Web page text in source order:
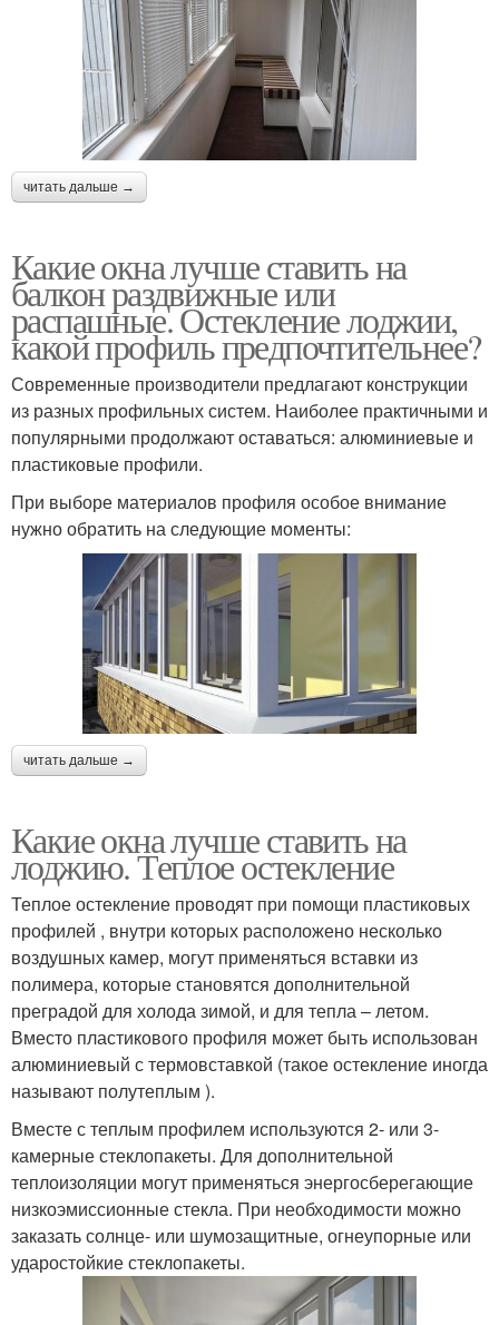
читать дальше →
Какие окна лучше ставить на
балкон раздвижные или
распашные. Остекление лоджии,
какой профиль предпочтительнее?
Современные производители предлагают конструкции
из разных профильных систем. Наиболее практичными и
популярными продолжают оставаться: алюминиевые и
пластиковые профили.
При выборе материалов профиля особое внимание
нужно обратить на следующие моменты:
читать дальше →
Какие окна лучше ставить на
лоджию. Теплое остекление
Теплое остекление проводят при помощи пластиковых
профилей , внутри которых расположено несколько
воздушных камер, могут применяться вставки из
полимера, которые становятся дополнительной
преградой для холода зимой, и для тепла – летом.
Вместо пластикового профиля может быть использован
алюминиевый с термовставкой (такое остекление иногда
называют полутеплым ).
Вместе с теплым профилем используются 2- или 3-
камерные стеклопакеты. Для дополнительной
теплоизоляции могут применяться энергосберегающие
низкоэмиссионные стекла. При необходимости можно
заказать солнце- или шумозащитные, огнеупорные или
ударостойкие стеклопакеты.